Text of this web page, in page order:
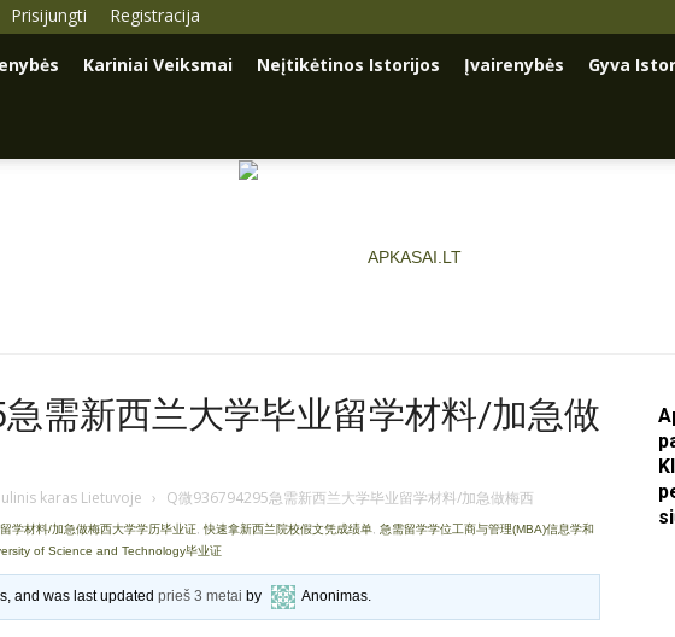
Prisijungti Registracija
Kariniai Veiksmai Neįtikėtinos Istorijos Įvairenybės Gyva
需新西兰大学毕业留学材料/加急做
karas Lietuvoje › Q微936794295急需新西兰大学毕业留学材料/加急做梅西
学材料/加急做梅西大学学历毕业证, 快速拿新西兰院校假文凭成绩单, 急需留学学位工商与管理(MBA)信息学和
of Science and Technology毕业证
and was last updatedprieš 3 metai by Anonimas.